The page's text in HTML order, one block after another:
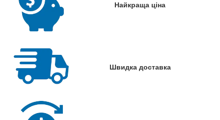
Найкраща ціна
Швидка доставка